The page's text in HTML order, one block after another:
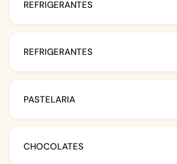
REFRIGERANTES
REFRIGERANTES
PASTELARIA
CHOCOLATES